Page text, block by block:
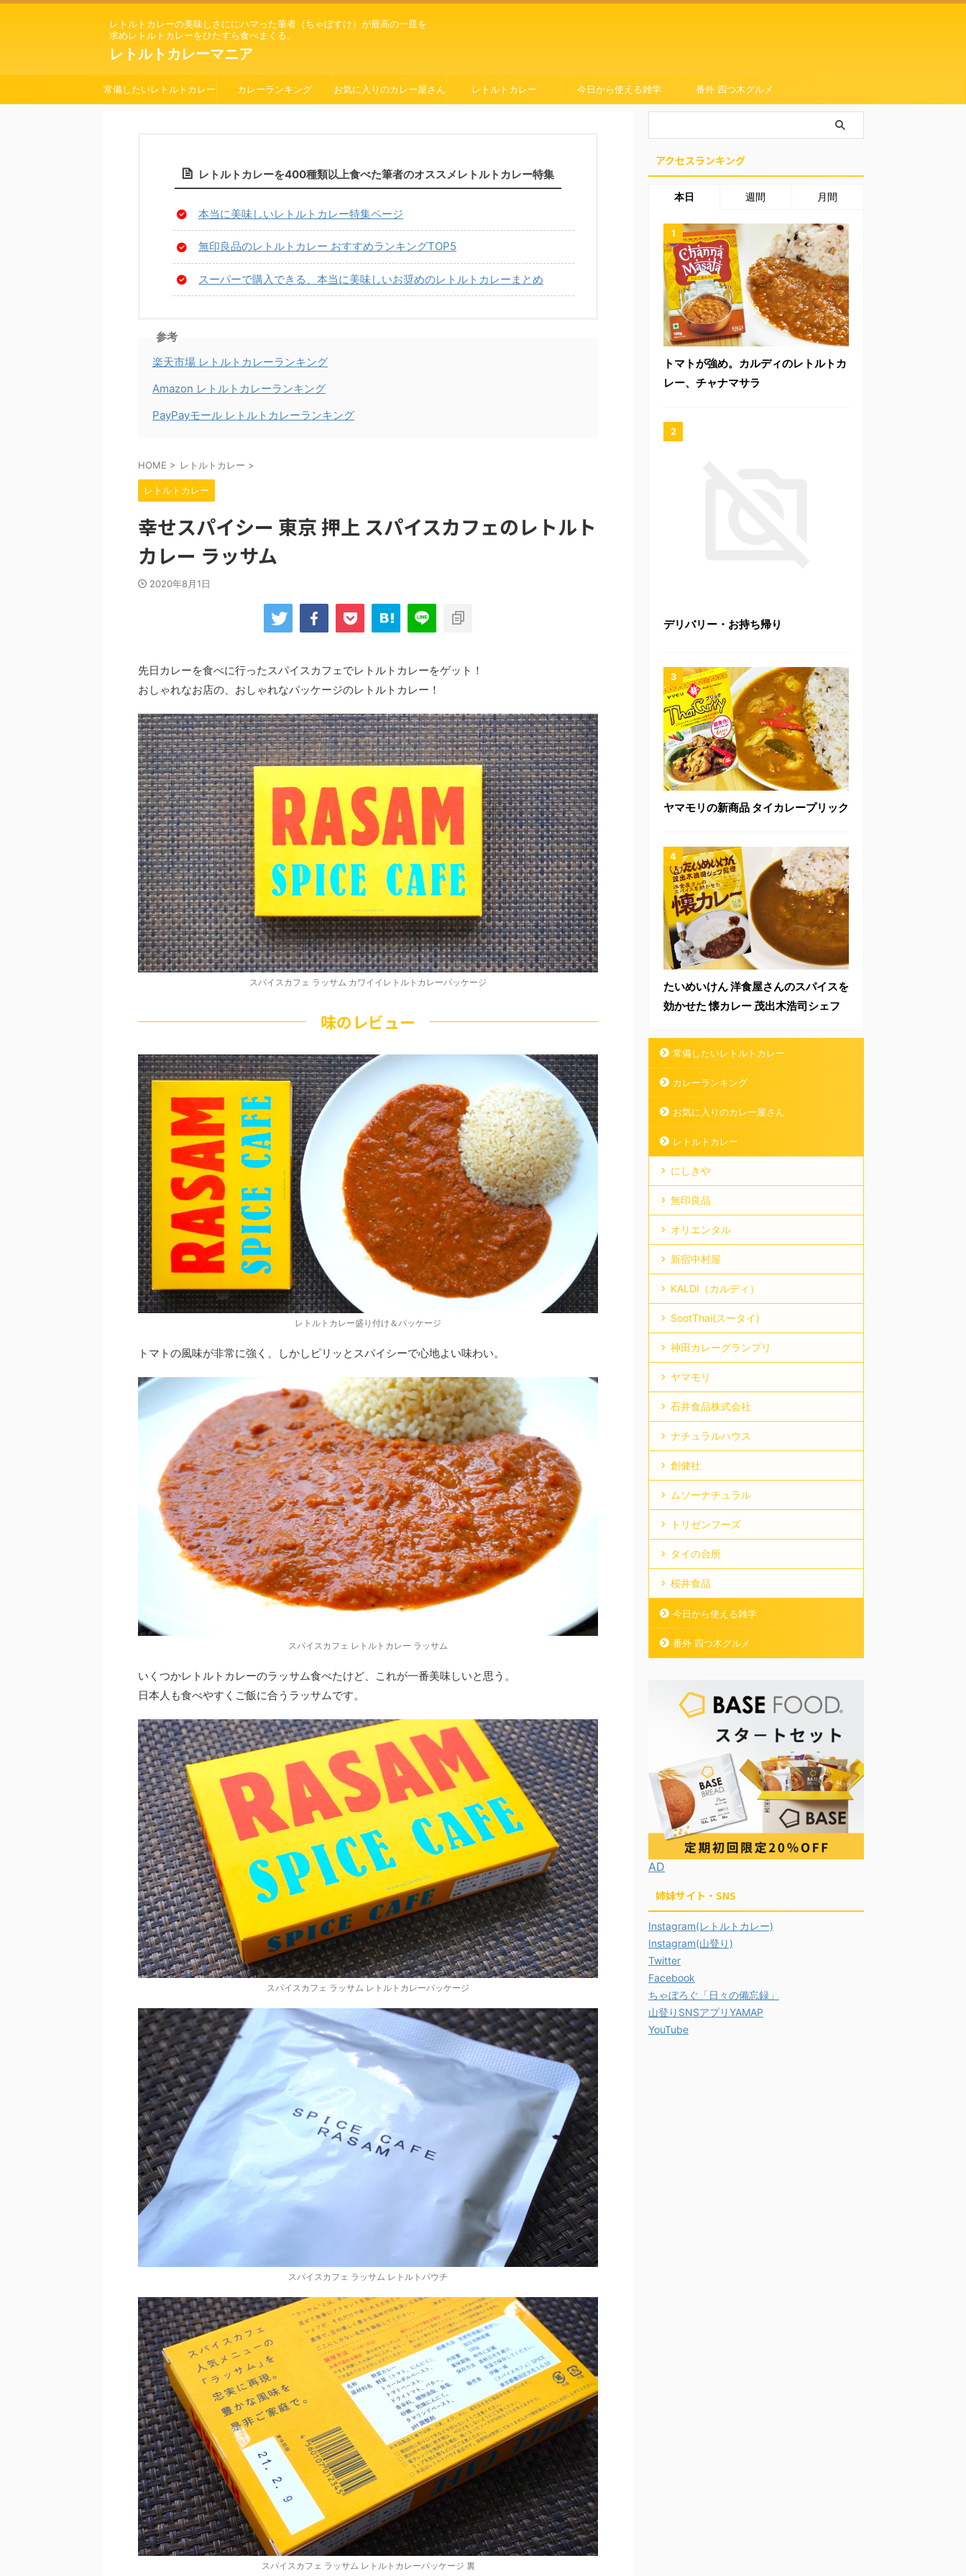
レトルトカレーの美味しさににハマった筆者（ちゃぼすけ）が最高の一皿を
求めレトルトカレーをひたすら食べまくる。
レトルトカレーマニア
常備したいレトルトカレー カレーランキング お気に入りのカレー屋さん レトルトカレー 今日から使える雑学 番外 四つ木グルメ
レトルトカレーを400種類以上食べた筆者のオススメレトルトカレー特集
本当に美味しいレトルトカレー特集ページ
無印良品のレトルトカレー おすすめランキングTOP5
スーパーで購入できる、本当に美味しいお奨めのレトルトカレーまとめ
参考
楽天市場 レトルトカレーランキング
Amazon レトルトカレーランキング
PayPayモール レトルトカレーランキング
HOME > レトルトカレー >
レトルトカレー
幸せスパイシー 東京 押上 スパイスカフェのレトルト
カレー ラッサム
2020年8月1日
先日カレーを食べに行ったスパイスカフェでレトルトカレーをゲット！
おしゃれなお店の、おしゃれなパッケージのレトルトカレー！
スパイスカフェ ラッサム カワイイレトルトカレーパッケージ
味のレビュー
レトルトカレー盛り付け＆パッケージ
トマトの風味が非常に強く、しかしピリッとスパイシーで心地よい味わい。
スパイスカフェ レトルトカレー ラッサム
いくつかレトルトカレーのラッサム食べたけど、これが一番美味しいと思う。
日本人も食べやすくご飯に合うラッサムです。
スパイスカフェ ラッサム レトルトカレーパッケージ
スパイスカフェ ラッサム レトルトパウチ
スパイスカフェ ラッサム レトルトカレーパッケージ 裏
アクセスランキング
本日 週間 月間
トマトが強め。カルディのレトルトカ
レー、チャナマサラ
デリバリー・お持ち帰り
ヤマモリの新商品 タイカレープリック
たいめいけん 洋食屋さんのスパイスを
効かせた 懐カレー 茂出木浩司シェフ
常備したいレトルトカレー
カレーランキング
お気に入りのカレー屋さん
レトルトカレー
にしきや
無印良品
オリエンタル
新宿中村屋
KALDI（カルディ）
SootThai(スータイ)
神田カレーグランプリ
ヤマモリ
石井食品株式会社
ナチュラルハウス
創健社
ムソーナチュラル
トリゼンフーズ
タイの台所
桜井食品
今日から使える雑学
番外 四つ木グルメ
AD
姉妹サイト・SNS
Instagram(レトルトカレー)
Instagram(山登り)
Twitter
Facebook
ちゃぼろぐ「日々の備忘録」
山登りSNSアプリYAMAP
YouTube